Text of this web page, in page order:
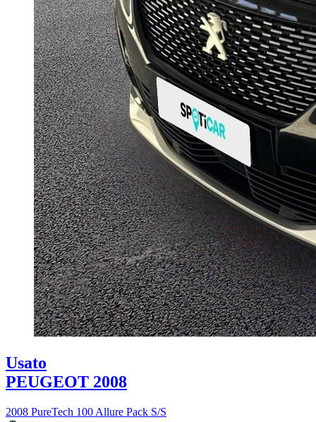
Usato
PEUGEOT 2008
2008 PureTech 100 Allure Pack S/S